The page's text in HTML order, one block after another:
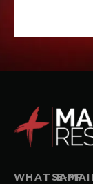
WHATSAPP
E-